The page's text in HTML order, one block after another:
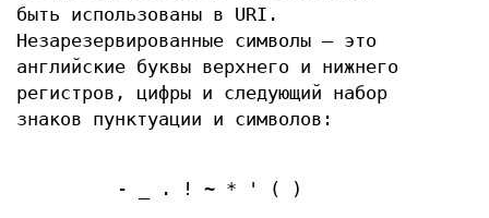
быть использованы в URI.
Незарезервированные символы — это
английские буквы верхнего и нижнего
регистров, цифры и следующий набор
знаков пунктуации и символов:
- _ . ! ~ * ' ( )